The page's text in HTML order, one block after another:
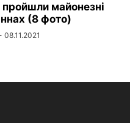
пройшли майонезні
(8 фото)
08.11.2021